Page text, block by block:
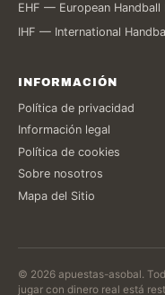
EHF — European Handball
IHF — International
INFORMACIÓN
Política de privacidad
Información legal
Política de cookies
Sobre nosotros
Mapa del Sitio
© 2026 apuestas-asobal.
jugar con dinero real está